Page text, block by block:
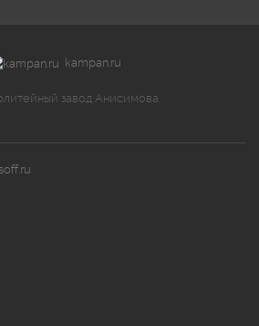
kampan.ru
завод Анисимова.